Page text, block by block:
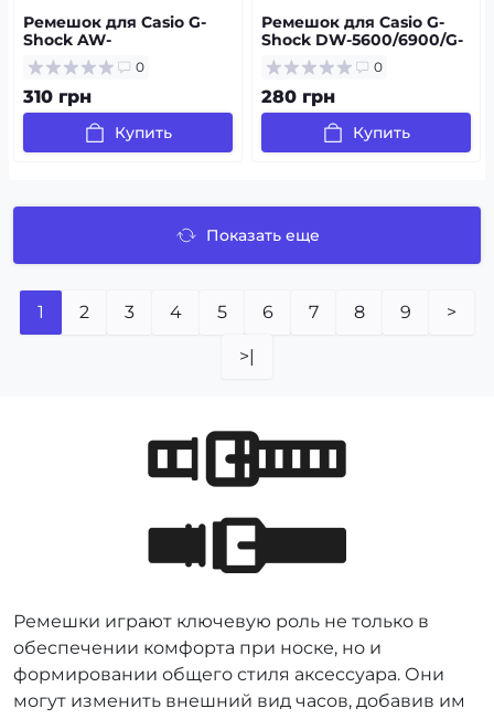
Ремешок для Casio G-
Shock AW-
282B/590/591/5230, AWG-
M100/M101, G-7700/7710
Dark Blue Silver
0
310 грн
Купить
Ремешок для Casio G-
Shock DW-5600/6900/G-
5600/GW-M5610 Red
Black
0
280 грн
Купить
Показать еще
1 2 3 4 5 6 7 8 9 >
>|
Ремешки играют ключевую роль не только в
обеспечении комфорта при носке, но и
формировании общего стиля аксессуара. Они
могут изменить внешний вид часов, добавив им